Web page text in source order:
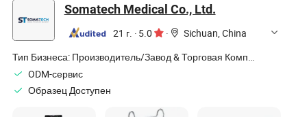
Somatech Medical Co., Ltd.
21 г. · 5.0 ·
Sichuan, China
Тип Бизнеса:
Производитель/Завод & Торговая Компания
ODM-сервис
Образец Доступен